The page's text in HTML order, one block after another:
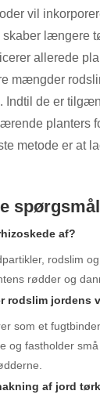
vil
længere
allerede
mængder
Indtil de er
planters
metode er at
spørgsmål
af?
rodslim
rødder og
rodslim jordens
som et
og fastholder
af jord